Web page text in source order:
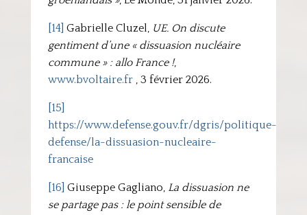
[14] Gabrielle Cluzel, UE. On discute
gentiment d’une « dissuasion nucléaire
commune » : allo France !,
www.bvoltaire.fr, 3 février 2026.
[15]
https://www.defense.gouv.fr/dgris/politique-
defense/la-dissuasion-nucleaire-
francaise
[16] Giuseppe Gagliano, La dissuasion ne
se partage pas : le point sensible de